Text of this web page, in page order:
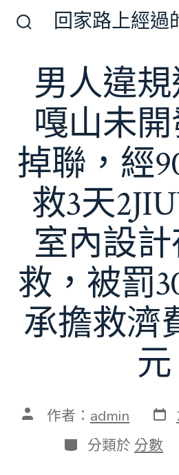
開
關
回家路上經過
男人違
嘎山未
掉聯，經
救3天
室內設
救，被罰
承擔救濟
元
文 作者： admin 發
表
日
期
分
類
分類於 分數